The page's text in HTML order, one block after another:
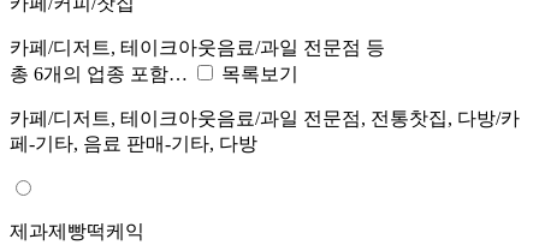
카페/디저트, 테이크아웃음료/과일 전문점 등
총 6개의 업종 포함…
목록보기
카페/디저트, 테이크아웃음료/과일 전문점, 전통찻집, 다방/카
페-기타, 음료 판매-기타, 다방
제과제빵떡케익